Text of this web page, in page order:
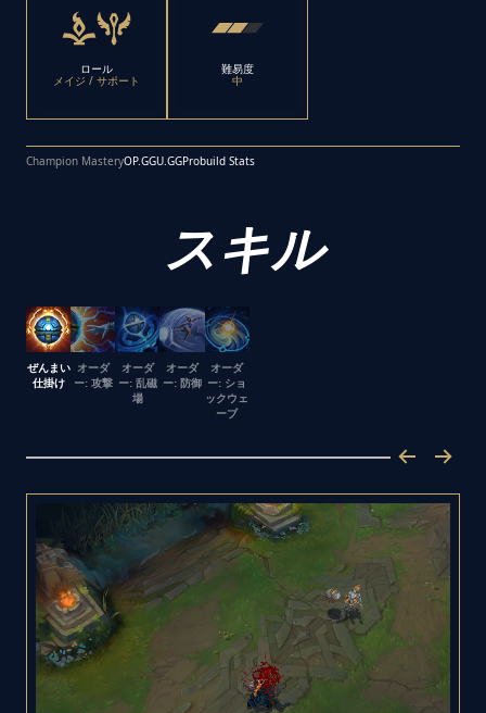
ロール
メイジ / サポート
難易度
中
Champion MasteryOP.GGU.GGProbuild Stats
スキル
ぜんまい
仕掛け
オーダ
ー: 攻撃
オーダ
ー: 乱磁
場
オーダ
ー: 防御
オーダ
ー: ショ
ックウェ
ーブ